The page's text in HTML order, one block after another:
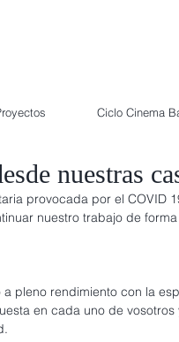
Ciclo Cinema
nuestras
provocada por el COVID
nuestro trabajo de
pleno rendimiento con la
en cada uno de